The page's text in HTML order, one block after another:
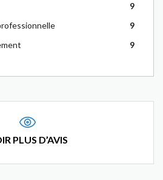
9
9
9
PLUS D’AVIS